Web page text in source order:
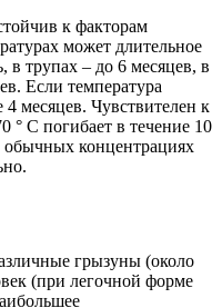
к факторам
может длительное
в трупах – до 6 месяцев, в
Если температура
4 месяцев. Чувствителен к
° С погибает в течение 10
концентрациях
грызуны (около
(при легочной форме